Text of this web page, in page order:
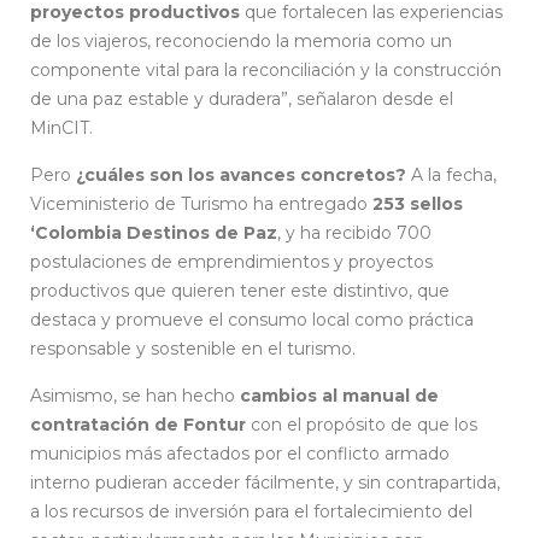
proyectos productivos que fortalecen las experiencias
de los viajeros, reconociendo la memoria como un
componente vital para la reconciliación y la construcción
de una paz estable y duradera”, señalaron desde el
MinCIT.
Pero ¿cuáles son los avances concretos? A la fecha,
Viceministerio de Turismo ha entregado 253 sellos
‘Colombia Destinos de Paz, y ha recibido 700
postulaciones de emprendimientos y proyectos
productivos que quieren tener este distintivo, que
destaca y promueve el consumo local como práctica
responsable y sostenible en el turismo.
Asimismo, se han hecho cambios al manual de
contratación de Fontur con el propósito de que los
municipios más afectados por el conflicto armado
interno pudieran acceder fácilmente, y sin contrapartida,
a los recursos de inversión para el fortalecimiento del